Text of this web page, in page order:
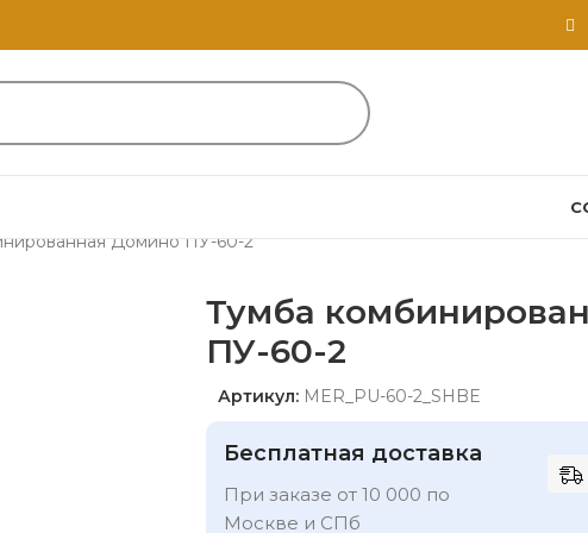
Домино ПУ-60-2
Тумба
ПУ-60-2
Артикул: MER_PU-60-2_SHBE
Бесплатная доставка
При заказе от 10 000 по
Москве и СПб